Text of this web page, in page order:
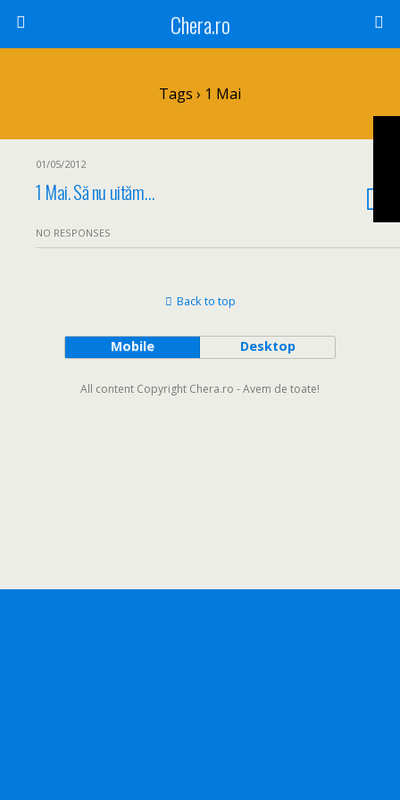
Chera.ro
Tags › 1 Mai
01/05/2012
1 Mai. Să nu uităm…
NO RESPONSES
Back to top
Mobile Desktop
All content Copyright Chera.ro - Avem de toate!